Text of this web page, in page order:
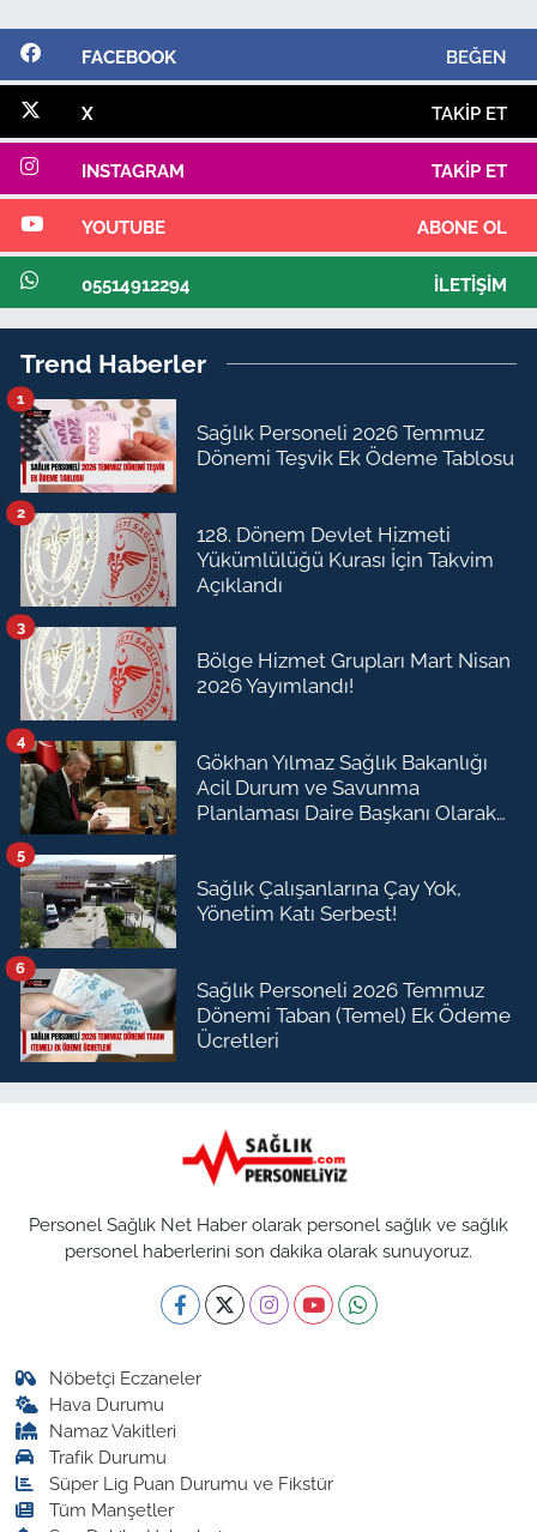
FACEBOOK BEĞEN
X TAKIP ET
INSTAGRAM TAKIP ET
YOUTUBE ABONE OL
05514912294 İLETIŞIM
Trend Haberler
Sağlık Personeli 2026 Temmuz
Dönemi Teşvik Ek Ödeme Tablosu
1
128. Dönem Devlet Hizmeti
Yükümlülüğü Kurası İçin Takvim
Açıklandı
2
Bölge Hizmet Grupları Mart Nisan
2026 Yayımlandı!
3
Gökhan Yılmaz Sağlık Bakanlığı
Acil Durum ve Savunma
Planlaması Daire Başkanı Olarak
4
Sağlık Çalışanlarına Çay Yok,
Yönetim Katı Serbest!
5
Sağlık Personeli 2026 Temmuz
Dönemi Taban (Temel) Ek Ödeme
Ücretleri
6
Personel Sağlık Net Haber olarak personel sağlık ve sağlık
personel haberlerini son dakika olarak sunuyoruz.
Nöbetçi Eczaneler
Hava Durumu
Namaz Vakitleri
Trafik Durumu
Süper Lig Puan Durumu ve Fikstür
Tüm Manşetler